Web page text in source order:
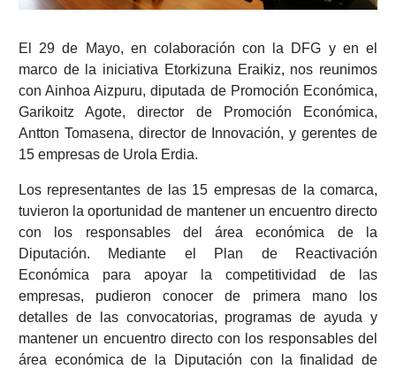
El 29 de Mayo, en colaboración con la DFG y en el
marco de la iniciativa Etorkizuna Eraikiz, nos reunimos
con Ainhoa Aizpuru, diputada de Promoción Económica,
Garikoitz Agote, director de Promoción Económica,
Antton Tomasena, director de Innovación, y gerentes de
15 empresas de Urola Erdia.
Los representantes de las 15 empresas de la comarca,
tuvieron la oportunidad de mantener un encuentro directo
con los responsables del área económica de la
Diputación. Mediante el Plan de Reactivación
Económica para apoyar la competitividad de las
empresas, pudieron conocer de primera mano los
detalles de las convocatorias, programas de ayuda y
mantener un encuentro directo con los responsables del
área económica de la Diputación con la finalidad de